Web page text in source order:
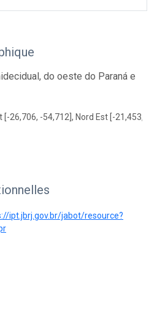
do oeste do Paraná e
[-26,706, -54,712], Nord Est [-21,453, -
ipt.jbrj.gov.br/jabot/resource?